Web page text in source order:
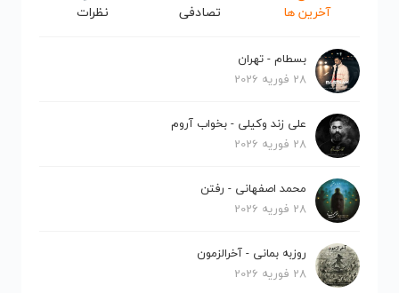
آخرین ها تصادفی نظرات
بسطام - تهران
28 فوریه 2026
علی زند وکیلی - بخواب آروم
28 فوریه 2026
محمد اصفهانی - رفتن
28 فوریه 2026
روزبه بمانی - آخرالزمون
28 فوریه 2026